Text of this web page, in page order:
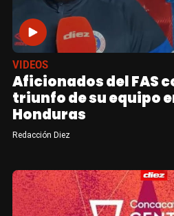
VIDEOS
Aficionados del FAS
triunfo de su equipo
Honduras
Redacción Diez